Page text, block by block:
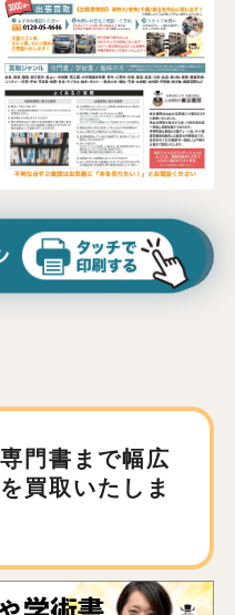
門書まで幅広
買取いたしま